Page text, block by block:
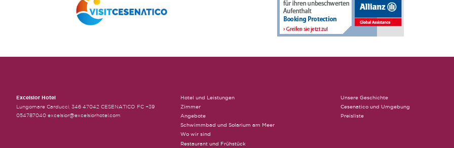
Excelsior Hotel
Lungomare Carducci, 346 47042 CESENATICO FC +39
054787040 excelsior@excelsiorhotel.com
Hotel und Leistungen
Zimmer
Angebote
Schwimmbad und Solarium am Meer
Wo wir sind
Restaurant und Frühstück
Unsere Geschichte
Cesenatico und Umgebung
Preisliste